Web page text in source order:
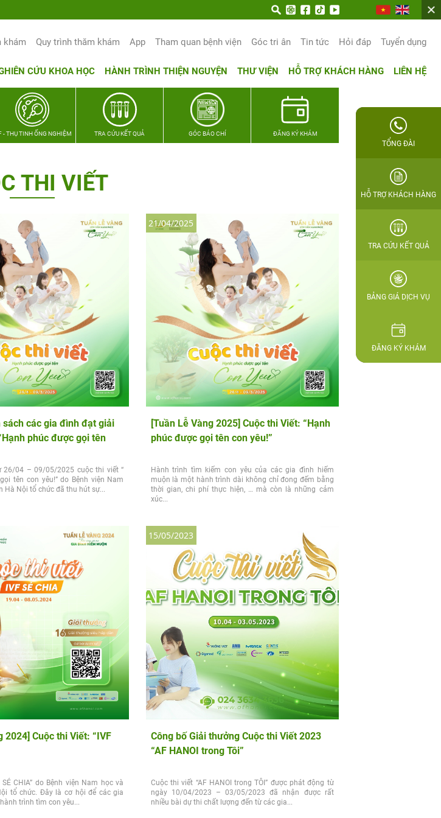
khám Quy trình thăm khám App Tham quan bệnh viện Góc tri ân Tin tức Hỏi đáp Tuyển dụng
CỨU KHOA HỌC HÀNH TRÌNH THIỆN NGUYỆN THƯ VIỆN HỖ TRỢ KHÁCH HÀNG LIÊN HỆ
- THỤ TINH ỐNG NGHIỆM TRA CỨU KẾT QUẢ GÓC BÁO CHÍ ĐĂNG KÝ KHÁM
THI VIẾT
sách các gia đình đạt giải
phúc được gọi tên
26/04 – 09/05/2025 cuộc thi viết “
tên con yêu!” do Bệnh viện Nam
Hà Nội tổ chức đã thu hút sự...
[Tuần Lễ Vàng 2025] Cuộc thi Viết: “Hạnh
phúc được gọi tên con yêu!”
Hành trình tìm kiếm con yêu của các gia đình hiếm
muộn là một hành trình dài không chỉ đong đếm bằng
thời gian, chi phí thực hiện, … mà còn là những cảm
xúc...
21/04/2025
2024] Cuộc thi Viết: “IVF
CHIA” do Bệnh viện Nam học và
tổ chức. Đây là cơ hội để các gia
trình tìm con yêu...
Công bố Giải thưởng Cuộc thi Viết 2023
“AF HANOI trong Tôi”
Cuộc thi viết “AF HANOI trong TÔI” được phát động từ
ngày 10/04/2023 – 03/05/2023 đã nhận được rất
nhiều bài dự thi chất lượng đến từ các gia...
15/05/2023
TỔNG ĐÀI
HỖ TRỢ KHÁCH HÀNG
TRA CỨU KẾT QUẢ
BẢNG GIÁ DỊCH VỤ
ĐĂNG KÝ KHÁM